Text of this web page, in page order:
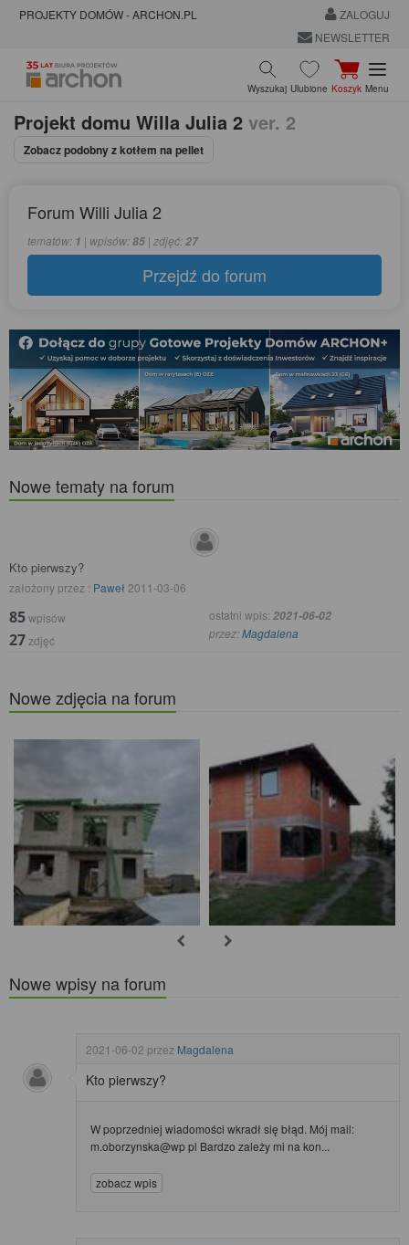
PROJEKTY DOMÓW - ARCHON.PL
ZALOGUJ
NEWSLETTER
Wyszukaj Ulubione Koszyk Menu
Projekt domu Willa Julia 2 ver. 2
Zobacz podobny z kotłem na pellet
Forum Willi Julia 2
tematów: 1 | wpisów:85 | zdjęć:27
Przejdź do forum
Nowe tematy na forum
Kto pierwszy?
założony przez : Paweł 2011-03-06
85wpisów
27 zdjęć
ostatni wpis: 2021-06-02
przez:Magdalena
Nowe zdjęcia na forum
Nowe wpisy na forum
2021-06-02 przez Magdalena
Kto pierwszy?
W poprzedniej wiadomości wkradł się błąd. Mój mail:
m.oborzynska@wp pl Bardzo zależy mi na kon...
zobacz wpis